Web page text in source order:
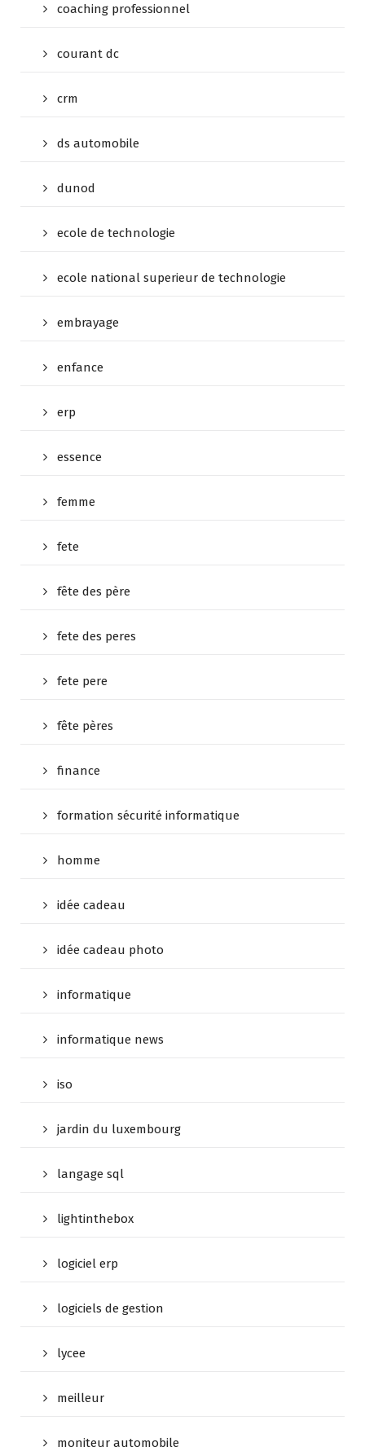
coaching professionnel
courant dc
crm
ds automobile
dunod
ecole de technologie
ecole national superieur de technologie
embrayage
enfance
erp
essence
femme
fete
fête des père
fete des peres
fete pere
fête pères
finance
formation sécurité informatique
homme
idée cadeau
idée cadeau photo
informatique
informatique news
iso
jardin du luxembourg
langage sql
lightinthebox
logiciel erp
logiciels de gestion
lycee
meilleur
moniteur automobile